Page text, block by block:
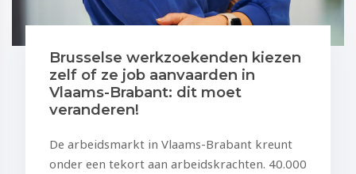
Brusselse werkzoekenden kiezen
zelf of ze job aanvaarden in
Vlaams-Brabant: dit moet
veranderen!
De arbeidsmarkt in Vlaams-Brabant kreunt
onder een tekort aan arbeidskrachten. 40.000